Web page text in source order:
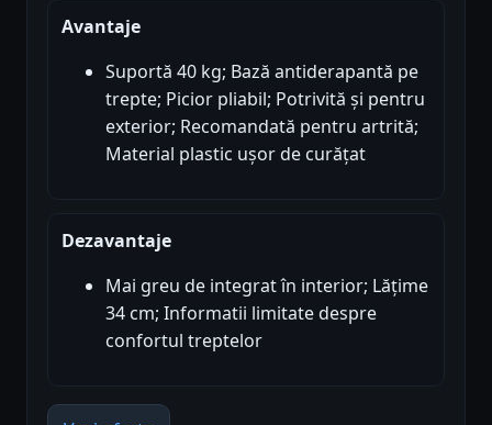
Avantaje
Suportă 40 kg; Bază antiderapantă pe
trepte; Picior pliabil; Potrivită și pentru
exterior; Recomandată pentru artrită;
Material plastic ușor de curățat
Dezavantaje
Mai greu de integrat în interior; Lățime
34 cm; Informatii limitate despre
confortul treptelor